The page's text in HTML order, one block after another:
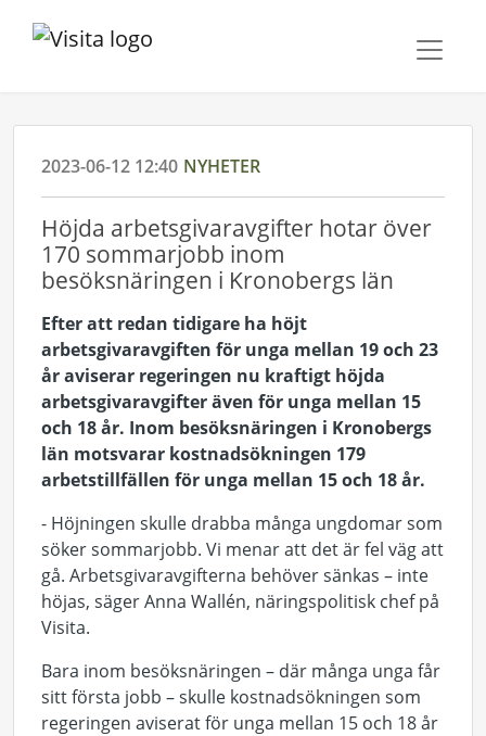
2023-06-12 12:40 NYHETER
Höjda arbetsgivaravgifter hotar över
170 sommarjobb inom
besöksnäringen i Kronobergs län
Efter att redan tidigare ha höjt
arbetsgivaravgiften för unga mellan 19 och 23
år aviserar regeringen nu kraftigt höjda
arbetsgivaravgifter även för unga mellan 15
och 18 år. Inom besöksnäringen i Kronobergs
län motsvarar kostnadsökningen 179
arbetstillfällen för unga mellan 15 och 18 år.
- Höjningen skulle drabba många ungdomar som
söker sommarjobb. Vi menar att det är fel väg att
gå. Arbetsgivaravgifterna behöver sänkas – inte
höjas, säger Anna Wallén, näringspolitisk chef på
Visita.
Bara inom besöksnäringen – där många unga får
sitt första jobb – skulle kostnadsökningen som
regeringen aviserat för unga mellan 15 och 18 år